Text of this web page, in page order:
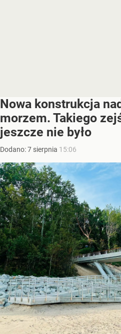
Nowa konstrukcja
morzem. Takiego
jeszcze nie było
Dodano:7 sierpnia 15:06